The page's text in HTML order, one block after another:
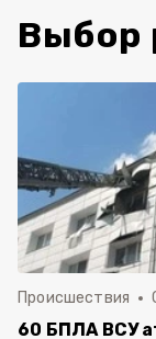
Выбор
Происшествия
60 БПЛА ВСУ